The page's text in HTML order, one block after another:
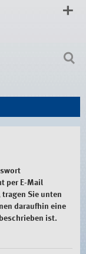
per E-Mail
Sie unten
daraufhin eine
ist.